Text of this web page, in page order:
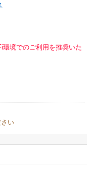
境でのご利用を推奨いた
い